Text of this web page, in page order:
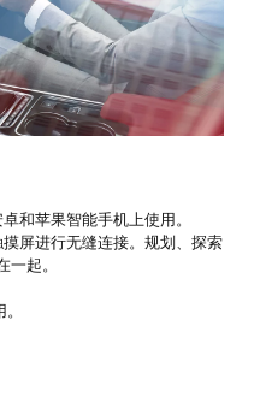
和苹果智能手机上使用。
屏进行无缝连接。规划、探索
一起。